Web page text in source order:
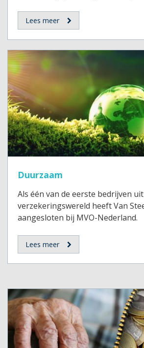
Lees meer
Duurzaam
Als één van de eerste bedrijven
verzekeringswereld heeft Van
aangesloten bij MVO-Nederland.
Lees meer